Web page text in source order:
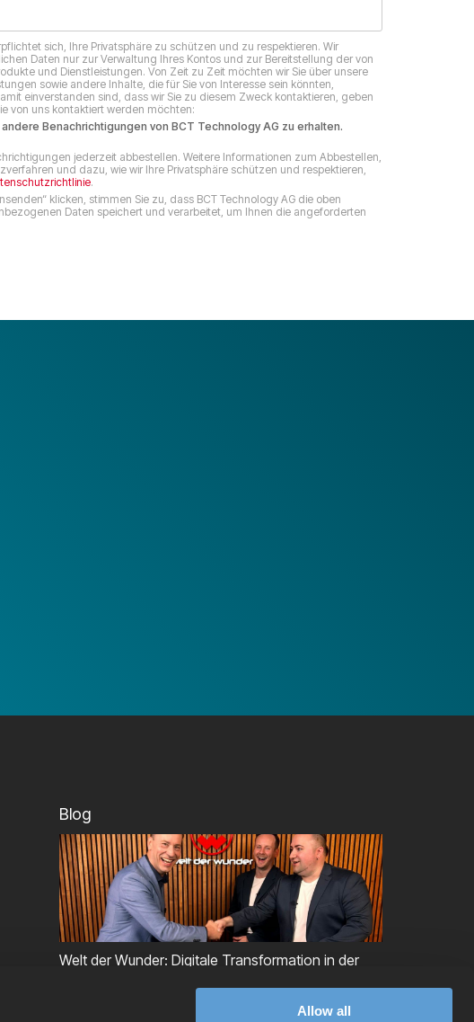
Allow all
sich, Ihre Privatsphäre zu schützen und zu respektieren. Wir
Daten nur zur Verwaltung Ihres Kontos und zur Bereitstellung der von
und Dienstleistungen. Von Zeit zu Zeit möchten wir Sie über unsere
sowie andere Inhalte, die für Sie von Interesse sein könnten,
einverstanden sind, dass wir Sie zu diesem Zweck kontaktieren, geben
von uns kontaktiert werden möchten:
Benachrichtigungen von BCT Technology AG zu erhalten.
jederzeit abbestellen. Weitere Informationen zum Abbestellen,
und dazu, wie wir Ihre Privatsphäre schützen und respektieren,
.
klicken, stimmen Sie zu, dass BCT Technology AG die oben
Daten speichert und verarbeitet, um Ihnen die angeforderten
Blog
Welt der Wunder: Digitale Transformation in der